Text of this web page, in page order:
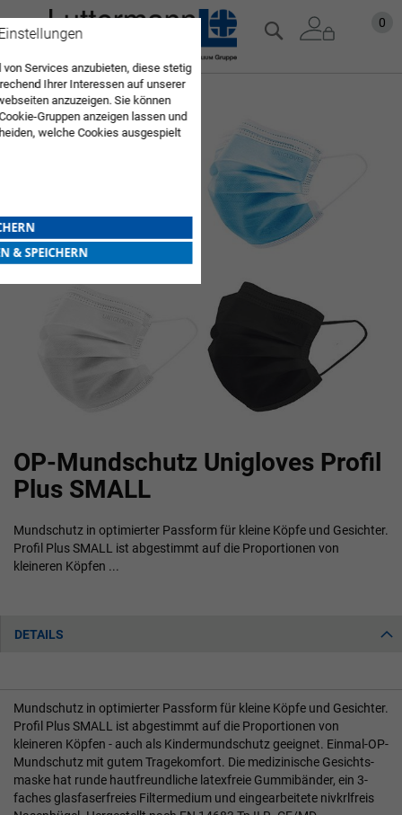
Zum
Inhalt
0
Suche
OP-Mundschutz Unigloves Profil
Plus SMALL
Mundschutz in optimierter Passform für kleine Köpfe und Gesichter.
Profil Plus SMALL ist abgestimmt auf die Proportionen von
kleineren Köpfen ...
Zum
Ende
der
Anfang
der
Bildgalerie
DETAILS
Mundschutz in optimierter Passform für kleine Köpfe und Gesichter.
Profil Plus SMALL ist abgestimmt auf die Proportionen von
kleineren Köpfen - auch als Kindermundschutz geeignet. Einmal-OP-
Mundschutz mit gutem Tragekomfort. Die medizinische Gesichts-
maske hat runde hautfreundliche latexfreie Gummibänder, ein 3-
faches glasfaserfreies Filtermedium und eingearbeitete nivkrlfreis
Services anzubieten, diese stetig
Ihrer Interessen auf unserer
anzuzeigen. Sie können
Gruppen anzeigen lassen und
welche Cookies ausgespielt
& SPEICHERN